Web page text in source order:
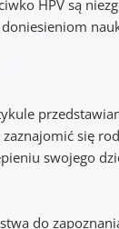
HPV są
się
swojego
do